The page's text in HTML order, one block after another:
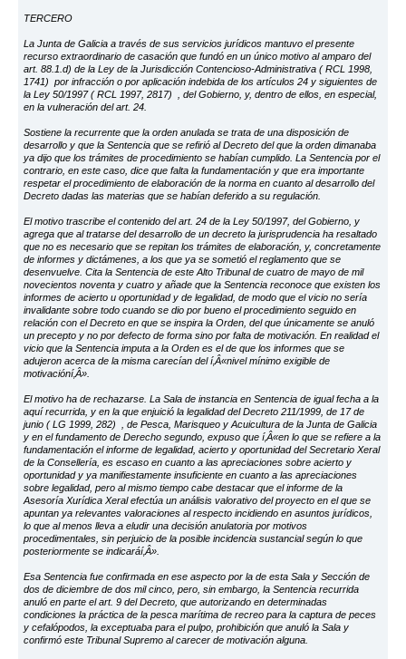
TERCERO
La Junta de Galicia a través de sus servicios jurídicos mantuvo el presente
recurso extraordinario de casación que fundó en un único motivo al amparo del
art. 88.1.d) de la Ley de la Jurisdicción Contencioso-Administrativa ( RCL 1998,
1741) por infracción o por aplicación indebida de los artículos 24 y siguientes de
la Ley 50/1997 ( RCL 1997, 2817) , del Gobierno, y, dentro de ellos, en especial,
en la vulneración del art. 24.
Sostiene la recurrente que la orden anulada se trata de una disposición de
desarrollo y que la Sentencia que se refirió al Decreto del que la orden dimanaba
ya dijo que los trámites de procedimiento se habían cumplido. La Sentencia por el
contrario, en este caso, dice que falta la fundamentación y que era importante
respetar el procedimiento de elaboración de la norma en cuanto al desarrollo del
Decreto dadas las materias que se habían deferido a su regulación.
El motivo trascribe el contenido del art. 24 de la Ley 50/1997, del Gobierno, y
agrega que al tratarse del desarrollo de un decreto la jurisprudencia ha resaltado
que no es necesario que se repitan los trámites de elaboración, y, concretamente
de informes y dictámenes, a los que ya se sometió el reglamento que se
desenvuelve. Cita la Sentencia de este Alto Tribunal de cuatro de mayo de mil
novecientos noventa y cuatro y añade que la Sentencia reconoce que existen los
informes de acierto u oportunidad y de legalidad, de modo que el vicio no sería
invalidante sobre todo cuando se dio por bueno el procedimiento seguido en
relación con el Decreto en que se inspira la Orden, del que únicamente se anuló
un precepto y no por defecto de forma sino por falta de motivación. En realidad el
vicio que la Sentencia imputa a la Orden es el de que los informes que se
adujeron acerca de la misma carecían del í‚Â«nivel mínimo exigible de
motivacióní‚Â».
El motivo ha de rechazarse. La Sala de instancia en Sentencia de igual fecha a la
aquí recurrida, y en la que enjuició la legalidad del Decreto 211/1999, de 17 de
junio ( LG 1999, 282) , de Pesca, Marisqueo y Acuicultura de la Junta de Galicia
y en el fundamento de Derecho segundo, expuso que í‚Â«en lo que se refiere a la
fundamentación el informe de legalidad, acierto y oportunidad del Secretario Xeral
de la Consellería, es escaso en cuanto a las apreciaciones sobre acierto y
oportunidad y ya manifiestamente insuficiente en cuanto a las apreciaciones
sobre legalidad, pero al mismo tiempo cabe destacar que el informe de la
Asesoría Xurídica Xeral efectúa un análisis valorativo del proyecto en el que se
apuntan ya relevantes valoraciones al respecto incidiendo en asuntos jurídicos,
lo que al menos lleva a eludir una decisión anulatoria por motivos
procedimentales, sin perjuicio de la posible incidencia sustancial según lo que
posteriormente se indicaráí‚Â».
Esa Sentencia fue confirmada en ese aspecto por la de esta Sala y Sección de
dos de diciembre de dos mil cinco, pero, sin embargo, la Sentencia recurrida
anuló en parte el art. 9 del Decreto, que autorizando en determinadas
condiciones la práctica de la pesca marítima de recreo para la captura de peces
y cefalópodos, la exceptuaba para el pulpo, prohibición que anuló la Sala y
confirmó este Tribunal Supremo al carecer de motivación alguna.